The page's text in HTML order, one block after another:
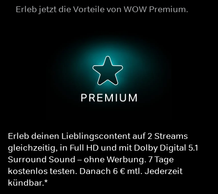
Erleb jetzt die Vorteile von WOW Premium.
Erleb deinen Lieblingscontent auf 2 Streams
gleichzeitig, in Full HD und mit Dolby Digital 5.1
Surround Sound – ohne Werbung. 7 Tage
kostenlos testen. Danach 6 € mtl. Jederzeit
kündbar.*